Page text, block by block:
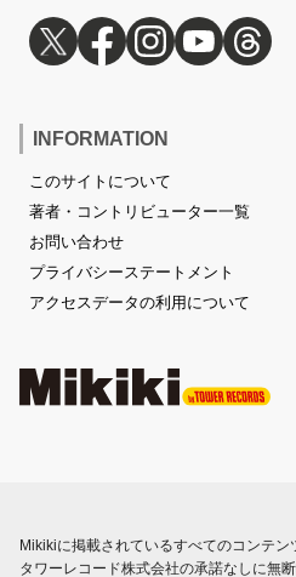
INFORMATION
このサイトについて
著者・コントリビューター一覧
お問い合わせ
プライバシーステートメント
アクセスデータの利用について
Mikikiに掲載されているすべてのコンテ
タワーレコード株式会社の承諾なしに無